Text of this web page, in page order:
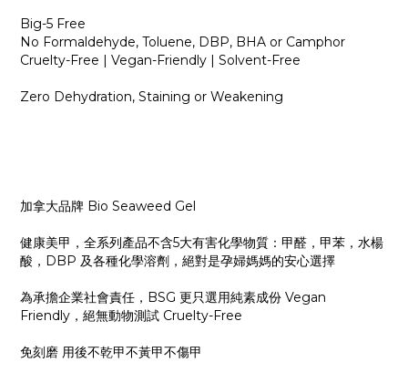
Big-5 Free
No Formaldehyde, Toluene, DBP, BHA or Camphor
Cruelty-Free | Vegan-Friendly | Solvent-Free
Zero Dehydration, Staining or Weakening
加拿大品牌 Bio Seaweed Gel
健康美甲，全系列產品不含5大有害化學物質：甲醛，甲苯，水楊
酸，DBP 及各種化學溶劑，絕對是孕婦媽媽的安心選擇
為承擔企業社會責任，BSG 更只選用純素成份 Vegan
Friendly，絕無動物測試 Cruelty-Free
免刻磨 用後不乾甲不黃甲不傷甲